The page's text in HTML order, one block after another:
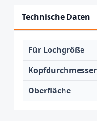
Technische Daten
Für Lochgröße
Kopfdurchmesser
Oberfläche